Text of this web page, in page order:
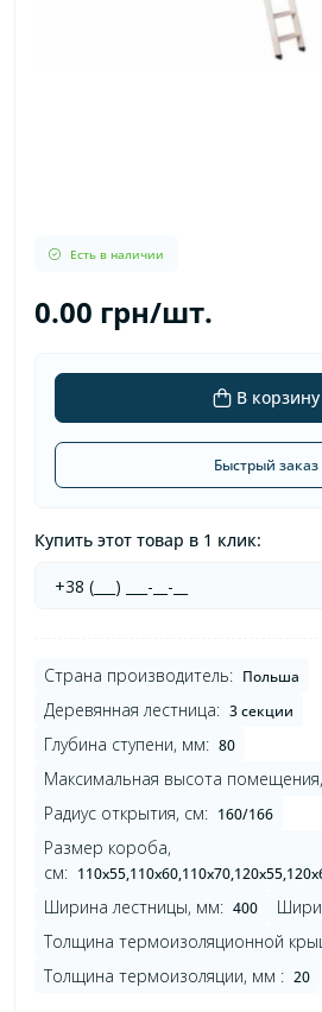
Есть в наличии
0.00 грн/шт.
В корзину
Быстрый заказ
Купить этот товар в 1 клик:
Страна производитель: Польша
Деревянная лестница: 3 секции
Глубина ступени, мм: 80
Максимальная высота
Радиус открытия, см: 160/166
Размер короба,
см:
Ширина лестницы, мм: 400
Толщина термоизоляционной
Толщина термоизоляции, мм : 20